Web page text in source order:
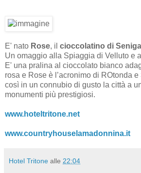
E' nato Rose, il cioccolatino di
Un omaggio alla Spiaggia di Velluto e
E' una pralina al cioccolato bianco
rosa e Rose è l’acronimo di ROtonda
così in un connubio di gusto la città a
monumenti più prestigiosi.
www.hoteltritone.net
www.countryhouselamadonnina.it
Hotel Tritone alle 22:04